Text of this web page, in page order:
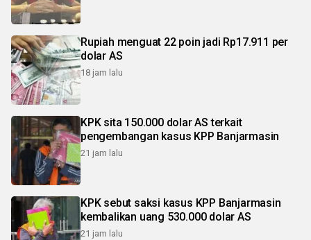
Rupiah menguat 22 poin jadi Rp17.911 per
dolar AS
18 jam lalu
KPK sita 150.000 dolar AS terkait
pengembangan kasus KPP Banjarmasin
21 jam lalu
KPK sebut saksi kasus KPP Banjarmasin
kembalikan uang 530.000 dolar AS
21 jam lalu